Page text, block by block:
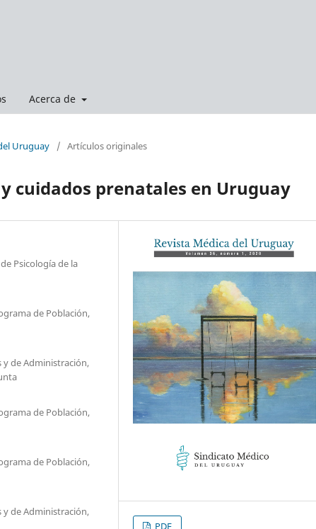
Acerca de
Uruguay / Artículos originales
cuidados prenatales en Uruguay
Psicología de la
de Población,
y de Administración,
de Población,
de Población,
y de Administración,
PDF